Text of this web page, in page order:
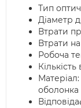
Тип
Діаметр
Втрати
Втрати
Робоча
оболонка